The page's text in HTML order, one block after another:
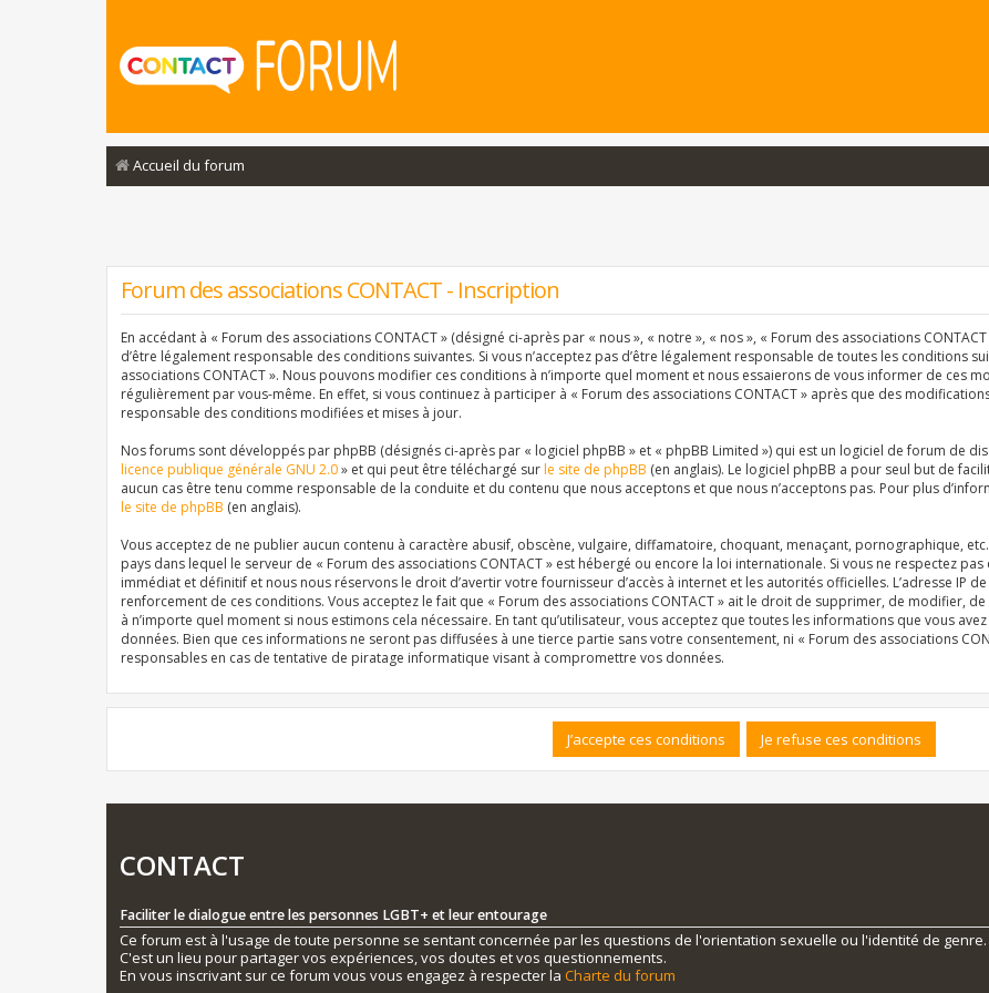
Accueil du forum
Forum des associations CONTACT - Inscription
En accédant à « Forum des associations CONTACT » (désigné ci-après par « nous », « notre », « nos », « Forum des associations
d’être légalement responsable des conditions suivantes. Si vous n’acceptez pas d’être légalement responsable de toutes les conditions
associations CONTACT ». Nous pouvons modifier ces conditions à n’importe quel moment et nous essaierons de vous informer de ces
régulièrement par vous-même. En effet, si vous continuez à participer à « Forum des associations CONTACT » après que des
responsable des conditions modifiées et mises à jour.
Nos forums sont développés par phpBB (désignés ci-après par « logiciel phpBB » et « phpBB Limited ») qui est un logiciel de forum de
licence publique générale GNU 2.0» et qui peut être téléchargé surle site de phpBB (en anglais). Le logiciel phpBB a pour seul but de
aucun cas être tenu comme responsable de la conduite et du contenu que nous acceptons et que nous n’acceptons pas. Pour plus
le site de phpBB (en anglais).
Vous acceptez de ne publier aucun contenu à caractère abusif, obscène, vulgaire, diffamatoire, choquant, menaçant, pornographique,
pays dans lequel le serveur de « Forum des associations CONTACT » est hébergé ou encore la loi internationale. Si vous ne respectez
immédiat et définitif et nous nous réservons le droit d’avertir votre fournisseur d’accès à internet et les autorités officielles. L’adresse IP
renforcement de ces conditions. Vous acceptez le fait que « Forum des associations CONTACT » ait le droit de supprimer, de modifier,
à n’importe quel moment si nous estimons cela nécessaire. En tant qu’utilisateur, vous acceptez que toutes les informations que vous
données. Bien que ces informations ne seront pas diffusées à une tierce partie sans votre consentement, ni « Forum des associations
responsables en cas de tentative de piratage informatique visant à compromettre vos données.
CONTACT
Faciliter le dialogue entre les personnes LGBT+ et leur entourage
Ce forum est à l'usage de toute personne se sentant concernée par les questions de l'orientation sexuelle ou l'identité de genre.
C'est un lieu pour partager vos expériences, vos doutes et vos questionnements.
En vous inscrivant sur ce forum vous vous engagez à respecter la Charte du forum